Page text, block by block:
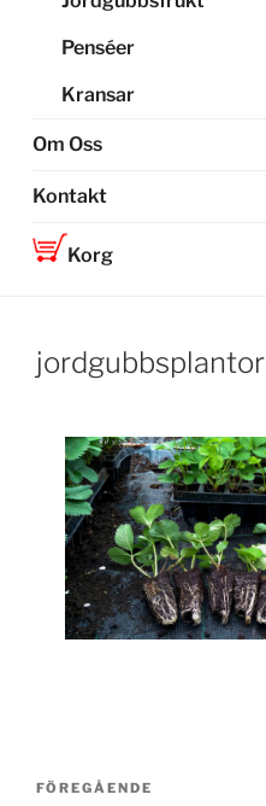
Penséer
Kransar
Om Oss
Kontakt
Korg
jordgubbsplantor
Inläggsnavigering
Föregående
FÖREGÅENDE